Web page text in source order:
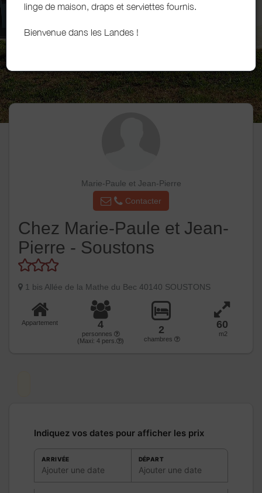
linge de maison, draps et serviettes fournis.
Bienvenue dans les Landes !
Marie-Paule et Jean-Pierre
Contacter
Chez Marie-Paule et Jean-
Pierre - Soustons
1 bis Allée de la Mathe du Bec 40140 SOUSTONS
Appartement 4
personnes
(Maxi: 4 pers. )
2
chambres
60
m2
Indiquez vos dates pour afficher les prix
ARRIVÉE
Ajouter une date
DÉPART
Ajouter une date